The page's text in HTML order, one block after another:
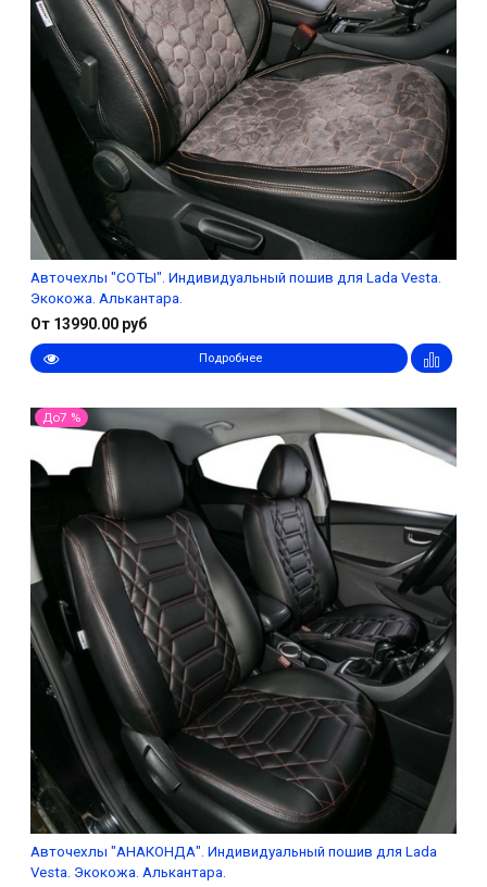
Авточехлы "СОТЫ". Индивидуальный пошив для Lada Vesta.
Экокожа. Алькантара.
От 13990.00 руб
Подробнее
До7 %
Авточехлы "АНАКОНДА". Индивидуальный пошив для Lada
Vesta. Экокожа. Алькантара.